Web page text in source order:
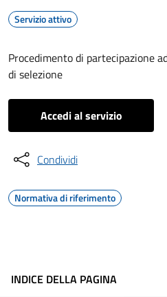
Servizio attivo
Procedimento di partecipazione
di selezione
Accedi al servizio
Condividi
Normativa di riferimento
INDICE DELLA PAGINA